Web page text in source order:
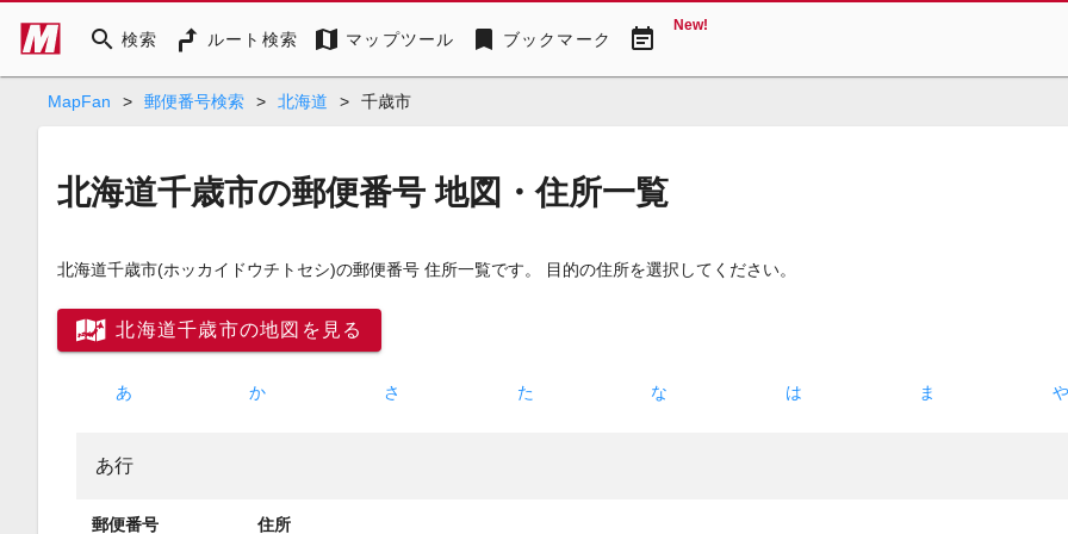
search 検索 ルート検索 map マップツール bookmark ブックマーク event_note New!
MapFan > 郵便番号検索 > 北海道 > 千歳市
北海道千歳市の郵便番号 地図・住所一覧
北海道千歳市(ホッカイドウチトセシ)の郵便番号 住所一覧です。 目的の住所を選択してください。
北海道千歳市の地図を見る
あ か さ た な は ま や
あ行
郵便番号 住所